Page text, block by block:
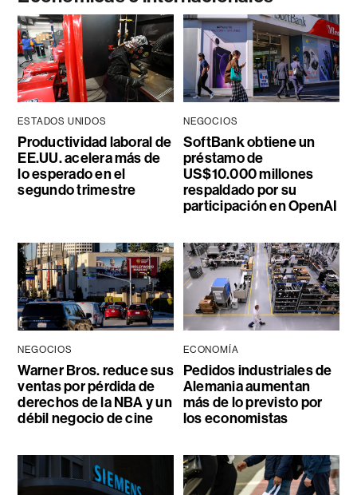
ESTADOS UNIDOS
Productividad laboral de
EE.UU. acelera más de
lo esperado en el
segundo trimestre
NEGOCIOS
SoftBank obtiene un
préstamo de
US$10.000 millones
respaldado por su
participación en OpenAI
NEGOCIOS
Warner Bros. reduce sus
ventas por pérdida de
derechos de la NBA y un
débil negocio de cine
ECONOMÍA
Pedidos industriales de
Alemania aumentan
más de lo previsto por
los economistas